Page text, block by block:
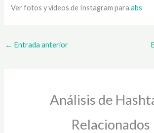
Ver fotos y videos de Instagram paraabs
← Entrada anterior
Análisis de
Relacionados